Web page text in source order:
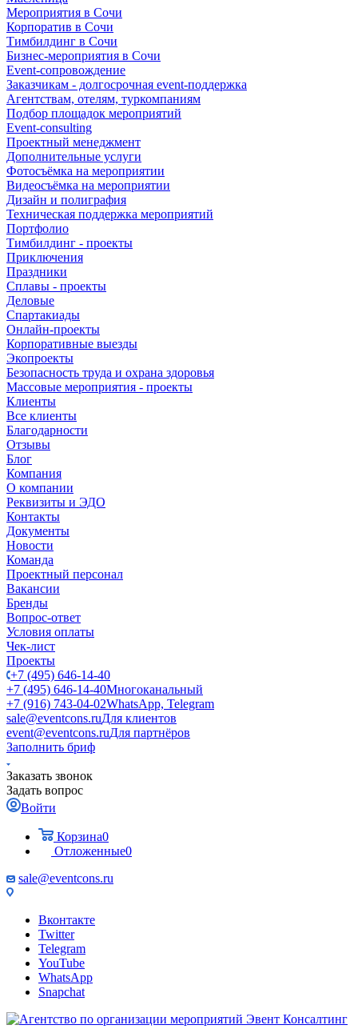
Мероприятия в Сочи
Корпоратив в Сочи
Тимбилдинг в Сочи
Бизнес-мероприятия в Сочи
Event-сопровождение
Заказчикам - долгосрочная event-поддержка
Агентствам, отелям, туркомпаниям
Подбор площадок мероприятий
Event-consulting
Проектный менеджмент
Дополнительные услуги
Фотосъёмка на мероприятии
Видеосъёмка на мероприятии
Дизайн и полиграфия
Техническая поддержка мероприятий
Портфолио
Тимбилдинг - проекты
Приключения
Праздники
Сплавы - проекты
Деловые
Спартакиады
Онлайн-проекты
Корпоративные выезды
Экопроекты
Безопасность труда и охрана здоровья
Массовые мероприятия - проекты
Клиенты
Все клиенты
Благодарности
Отзывы
Блог
Компания
О компании
Реквизиты и ЭДО
Контакты
Документы
Новости
Команда
Проектный персонал
Вакансии
Бренды
Вопрос-ответ
Условия оплаты
Чек-лист
Проекты
+7 (495) 646-14-40
+7 (495) 646-14-40Многоканальный
+7 (916) 743-04-02WhatsApp, Telegram
sale@eventcons.ruДля клиентов
event@eventcons.ruДля партнёров
Заполнить бриф
Заказать звонок
Задать вопрос
Войти
Корзина0
Отложенные0
sale@eventcons.ru
Вконтакте
Twitter
Telegram
YouTube
WhatsApp
Snapchat